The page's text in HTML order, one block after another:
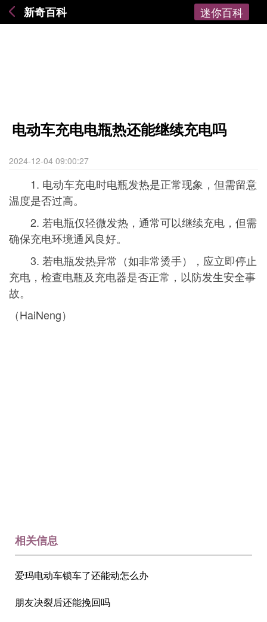
新奇百科 迷你百科
电动车充电电瓶热还能继续充电吗
2024-12-04 09:00:27
1. 电动车充电时电瓶发热是正常现象，但需留意
温度是否过高。
2. 若电瓶仅轻微发热，通常可以继续充电，但需
确保充电环境通风良好。
3. 若电瓶发热异常（如非常烫手），应立即停止
充电，检查电瓶及充电器是否正常，以防发生安全事
故。
（HaiNeng）
相关信息
爱玛电动车锁车了还能动怎么办
朋友决裂后还能挽回吗